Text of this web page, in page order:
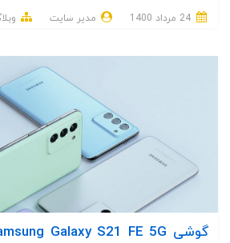
میزان بودجه‌ای مناسب است. از نقاط قوت
آن اشاره کرد.
مدیر سایت